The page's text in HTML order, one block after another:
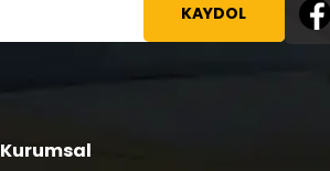
KAYDOL
Kurumsal